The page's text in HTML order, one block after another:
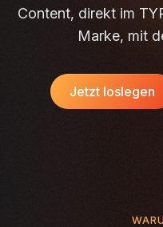
Content, direkt im
Marke, mit
Jetzt loslegen